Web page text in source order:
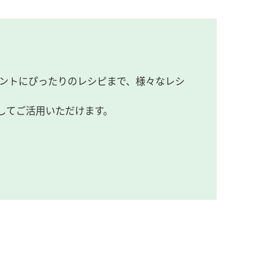
トにぴったりのレシピまで、様々なレシ
ご活用いただけます。